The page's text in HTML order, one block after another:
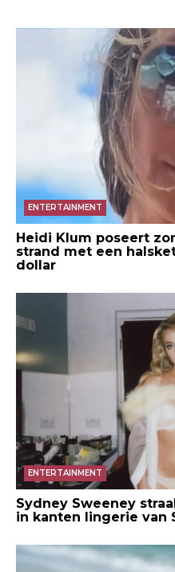
ENTERTAINMENT
Heidi Klum poseert
strand met een
dollar
ENTERTAINMENT
Sydney Sweeney
in kanten lingerie van